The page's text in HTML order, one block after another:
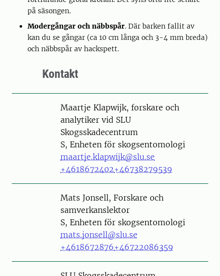
på säsongen.
Modergångar och näbbspår. Där barken fallit av
kan du se gångar (ca 10 cm långa och 3-4 mm breda)
och näbbspår av hackspett.
Kontakt
PersonMaartje Klapwijk, forskare och
analytiker vid SLU
Skogsskadecentrum
S, Enheten för skogsentomologi
maartje.klapwijk@slu.se
+4618672402+46738279539
PersonMats Jonsell, Forskare och
samverkanslektor
S, Enheten för skogsentomologi
mats.jonsell@slu.se
+4618672876+46722086359